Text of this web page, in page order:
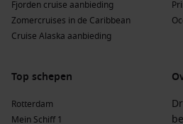
Een cruises november 2026
brengt
mooiste plekken ter wereld.
van de populairste bestemmingen
Topbestemmingen van Cruises
Cruises januari
– Start het jaar
Fjorden cruise aanbieding
Zomercruises in de Caribbean
Cruise Alaska aanbieding
Top schepen
Rotterdam
Mein Schiff 1